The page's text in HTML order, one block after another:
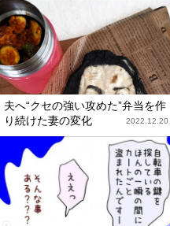
夫へ“クセの強い攻めた”弁当を作
り続けた妻の変化
2022.12.20